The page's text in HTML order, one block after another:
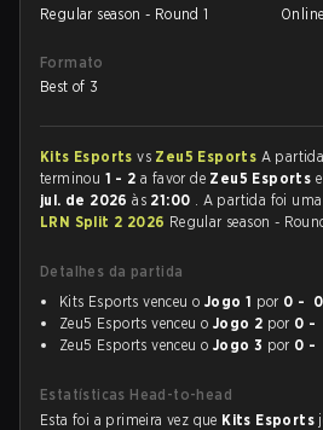
Regular season - Round 1
Online
Formato
Best of 3
Kits Esportsvs Zeu5 Esports A
terminou 1 - 2 a favor de Zeu5 Esports
jul. de 2026às 21:00 . A partida foi uma
LRN Split 2 2026 Regular season -
Detalhes da partida
Kits Esports venceu o Jogo 1 por 0 - 0
Zeu5 Esports venceu o Jogo 2 por 0 -
Zeu5 Esports venceu o Jogo 3 por 0 -
Estatísticas Head-to-head
Esta foi a primeira vez que Kits Esports